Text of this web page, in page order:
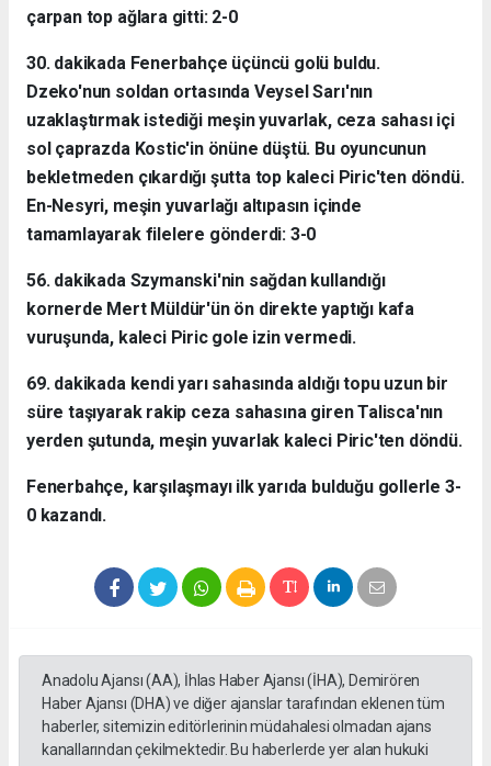
çarpan top ağlara gitti: 2-0
30. dakikada Fenerbahçe üçüncü golü buldu.
Dzeko'nun soldan ortasında Veysel Sarı'nın
uzaklaştırmak istediği meşin yuvarlak, ceza sahası içi
sol çaprazda Kostic'in önüne düştü. Bu oyuncunun
bekletmeden çıkardığı şutta top kaleci Piric'ten döndü.
En-Nesyri, meşin yuvarlağı altıpasın içinde
tamamlayarak filelere gönderdi: 3-0
56. dakikada Szymanski'nin sağdan kullandığı
kornerde Mert Müldür'ün ön direkte yaptığı kafa
vuruşunda, kaleci Piric gole izin vermedi.
69. dakikada kendi yarı sahasında aldığı topu uzun bir
süre taşıyarak rakip ceza sahasına giren Talisca'nın
yerden şutunda, meşin yuvarlak kaleci Piric'ten döndü.
Fenerbahçe, karşılaşmayı ilk yarıda bulduğu gollerle 3-
0 kazandı.
Anadolu Ajansı (AA), İhlas Haber Ajansı (İHA), Demirören
Haber Ajansı (DHA) ve diğer ajanslar tarafından eklenen tüm
haberler, sitemizin editörlerinin müdahalesi olmadan ajans
kanallarından çekilmektedir. Bu haberlerde yer alan hukuki